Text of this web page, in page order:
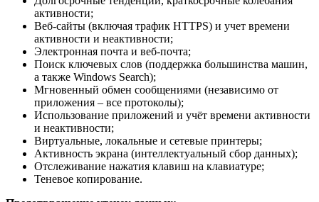
активности;
Веб-сайты (включая трафик HTTPS) и учет времени
активности и неактивности;
Электронная почта и веб-почта;
Поиск ключевых слов (поддержка большинства машин,
а также Windows Search);
Мгновенный обмен сообщениями (независимо от
приложения – все протоколы);
Использование приложений и учёт времени активности
и неактивности;
Виртуальные, локальные и сетевые принтеры;
Активность экрана (интеллектуальный сбор данных);
Отслеживание нажатия клавиш на клавиатуре;
Теневое копирование.